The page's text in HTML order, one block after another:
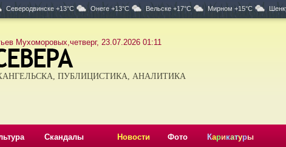
Северодвинске +13°C Онеге +13°C Вельске +17°C Мирном +15°C
Мухоморовых,четверг, 23.07.2026 01:11
ПУБЛИЦИСТИКА, АНАЛИТИКА
Скандалы Новости Фото Карикатуры